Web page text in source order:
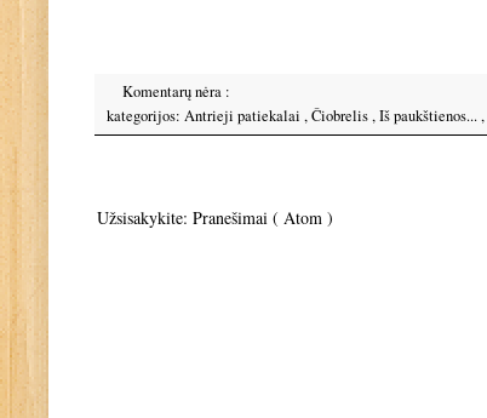
Komentarų nėra :
kategorijos: Antrieji patiekalai ,Čiobrelis,Iš paukštienos...,
Užsisakykite: Pranešimai ( Atom )